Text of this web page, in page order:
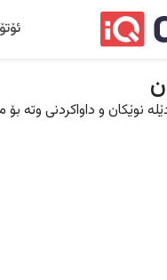
نوێکان و داواکردنی